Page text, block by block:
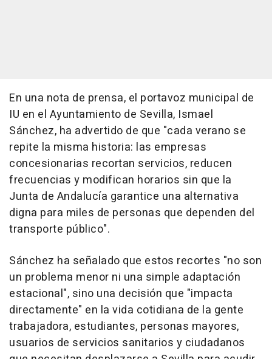
En una nota de prensa, el portavoz municipal de
IU en el Ayuntamiento de Sevilla, Ismael
Sánchez, ha advertido de que "cada verano se
repite la misma historia: las empresas
concesionarias recortan servicios, reducen
frecuencias y modifican horarios sin que la
Junta de Andalucía garantice una alternativa
digna para miles de personas que dependen del
transporte público".
Sánchez ha señalado que estos recortes "no son
un problema menor ni una simple adaptación
estacional", sino una decisión que "impacta
directamente" en la vida cotidiana de la gente
trabajadora, estudiantes, personas mayores,
usuarios de servicios sanitarios y ciudadanos